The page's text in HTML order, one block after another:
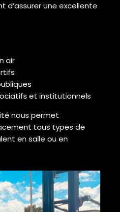
d’assurer une excellente
air
et institutionnels
nous permet
tous types de
en salle ou en